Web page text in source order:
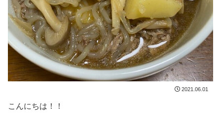
2021.06.01
こんにちは！！